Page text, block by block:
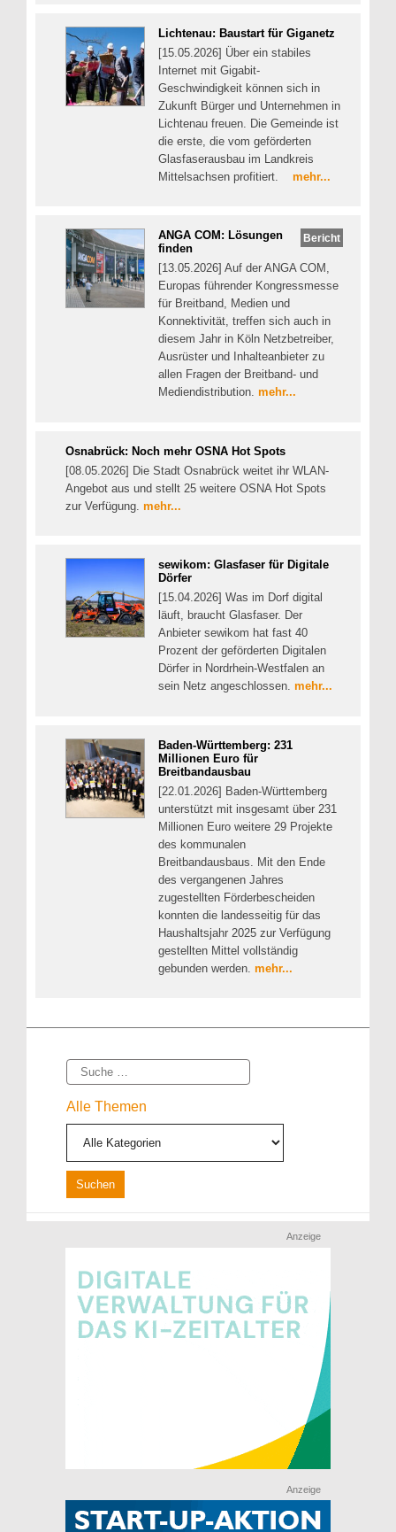
Lichtenau: Baustart für Giganetz
[15.05.2026] Über ein stabiles
Internet mit Gigabit-
Geschwindigkeit können sich in
Zukunft Bürger und Unternehmen in
Lichtenau freuen. Die Gemeinde ist
die erste, die vom geförderten
Glasfaserausbau im Landkreis
Mittelsachsen profitiert. mehr...
Bericht
ANGA COM: Lösungen
finden
[13.05.2026] Auf der ANGA COM,
Europas führender Kongressmesse
für Breitband, Medien und
Konnektivität, treffen sich auch in
diesem Jahr in Köln Netzbetreiber,
Ausrüster und Inhalteanbieter zu
allen Fragen der Breitband- und
Mediendistribution. mehr...
Osnabrück: Noch mehr OSNA Hot Spots
[08.05.2026] Die Stadt Osnabrück weitet ihr WLAN-
Angebot aus und stellt 25 weitere OSNA Hot Spots
zur Verfügung. mehr...
sewikom: Glasfaser für Digitale
Dörfer
[15.04.2026] Was im Dorf digital
läuft, braucht Glasfaser. Der
Anbieter sewikom hat fast 40
Prozent der geförderten Digitalen
Dörfer in Nordrhein-Westfalen an
sein Netz angeschlossen. mehr...
Baden-Württemberg: 231
Millionen Euro für
Breitbandausbau
[22.01.2026] Baden-Württemberg
unterstützt mit insgesamt über 231
Millionen Euro weitere 29 Projekte
des kommunalen
Breitbandausbaus. Mit den Ende
des vergangenen Jahres
zugestellten Förderbescheiden
konnten die landesseitig für das
Haushaltsjahr 2025 zur Verfügung
gestellten Mittel vollständig
gebunden werden. mehr...
Suche
Alle Themen
Anzeige
Anzeige